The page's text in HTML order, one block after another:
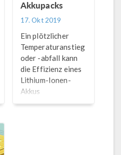
Akkupacks
17. Okt 2019
Ein plötzlicher
Temperaturanstieg
oder -abfall kann
die Effizienz eines
Lithium-Ionen-
Akkus
beeinträchtigen.